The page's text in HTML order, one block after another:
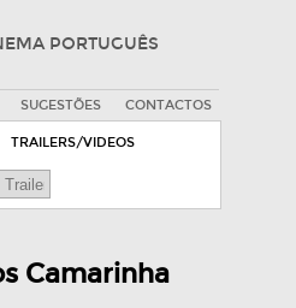
PORTUGUÊS
SUGESTÕES CONTACTOS
TRAILERS/VIDEOS
Camarinha